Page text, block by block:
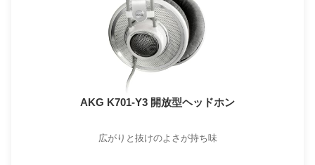
AKG K701-Y3 開放型ヘッドホン
広がりと抜けのよさが持ち味